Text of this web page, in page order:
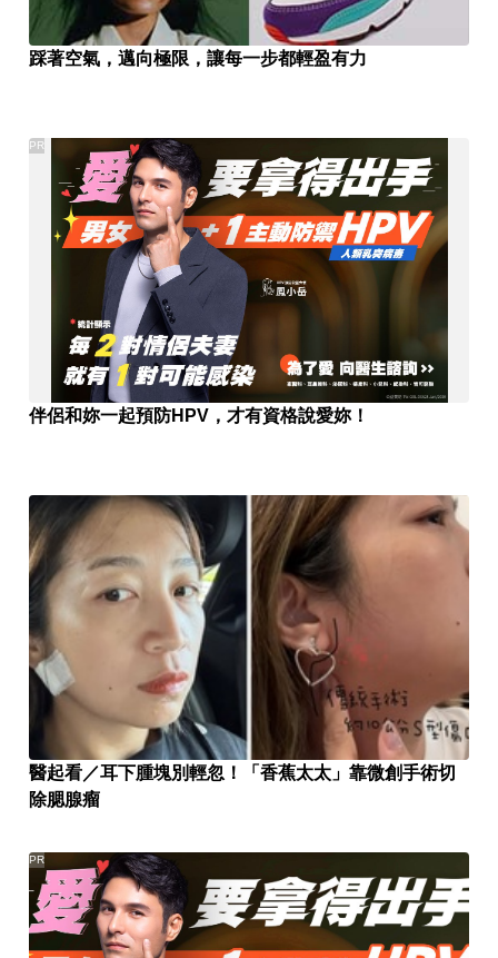
踩著空氣，邁向極限，讓每一步都輕盈有力
伴侶和妳一起預防HPV，才有資格說愛妳！
PR
醫起看／耳下腫塊別輕忽！「香蕉太太」靠微創手術切
除腮腺瘤
PR